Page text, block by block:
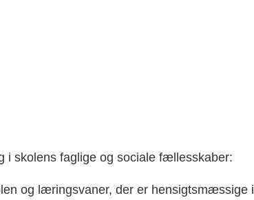
i skolens faglige og sociale fællesskaber:
og læringsvaner, der er hensigtsmæssige i